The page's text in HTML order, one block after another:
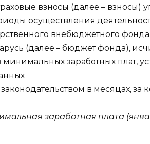
взносы (далее – взносы)
осуществления
внебюджетного
(далее – бюджет фонда),
минимальных заработных плат,
законодательством в месяцах, за
заработная плата